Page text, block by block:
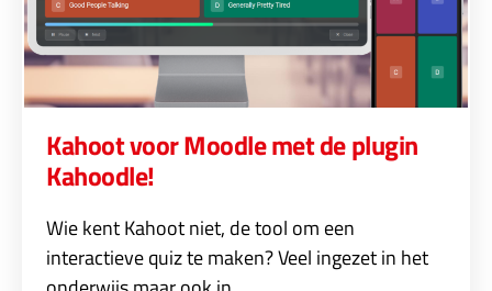
Kahoot voor Moodle met de plugin
Kahoodle!
Wie kent Kahoot niet, de tool om een
interactieve quiz te maken? Veel ingezet in het